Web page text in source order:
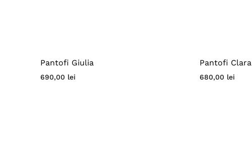
Pantofi Giulia
690,00 lei
Pantofi Clara
680,00 lei